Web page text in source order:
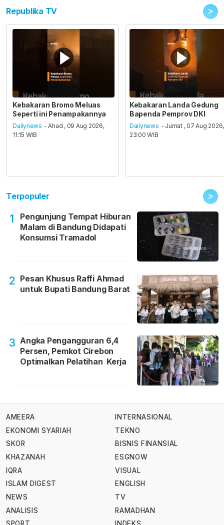
Republika TV >
Kebakaran Bromo Meluas
Seperti ini Penampakannya
Dailynews - Ahad , 09 Aug 2026,
11:15 WIB
Kebakaran Landa Gedung
Bapenda Pemprov DKI
Dailynews - Jumat , 07 Aug 2026,
23:00 WIB
Terpopuler >
1
Pengunjung Tempat Hiburan
Malam di Bandung Didapati
Konsumsi Tramadol
2 Pesan Khusus Raffi Ahmad
untuk Bupati Bandung Barat
3 Angka Pengangguran 6,4
Persen, Pemkot Cirebon
Optimalkan Pelatihan Kerja
AMEERA
EKONOMI SYARIAH
SKOR
KHAZANAH
IQRA
ISLAM DIGEST
NEWS
ANALISIS
INTERNASIONAL
TEKNO
BISNIS FINANSIAL
ESGNOW
VISUAL
ENGLISH
TV
RAMADHAN